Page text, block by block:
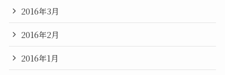
2016年3月
2016年2月
2016年1月